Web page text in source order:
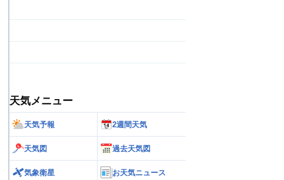
天気メニュー
天気予報 2週間天気
天気図 過去天気図
気象衛星 お天気ニュース